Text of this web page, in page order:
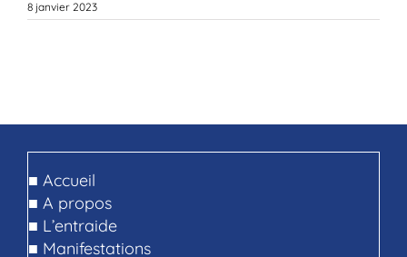
8 janvier 2023
■ Accueil
■ A propos
■ L’entraide
■ Manifestations